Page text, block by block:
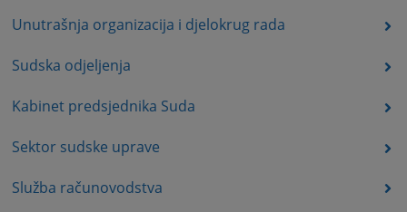
Unutrašnja organizacija i djelokrug rada
Sudska odjeljenja
Kabinet predsjednika Suda
Sektor sudske uprave
Služba računovodstva